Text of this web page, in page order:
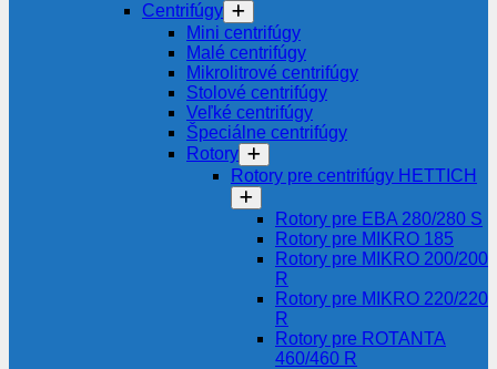
Centrifúgy
Mini centrifúgy
Malé centrifúgy
Mikrolitrové centrifúgy
Stolové centrifúgy
Veľké centrifúgy
Špeciálne centrifúgy
Rotory
Rotory pre centrifúgy HETTICH
Rotory pre EBA 280/280 S
Rotory pre MIKRO 185
Rotory pre MIKRO 200/200
R
Rotory pre MIKRO 220/220
R
Rotory pre ROTANTA
460/460 R